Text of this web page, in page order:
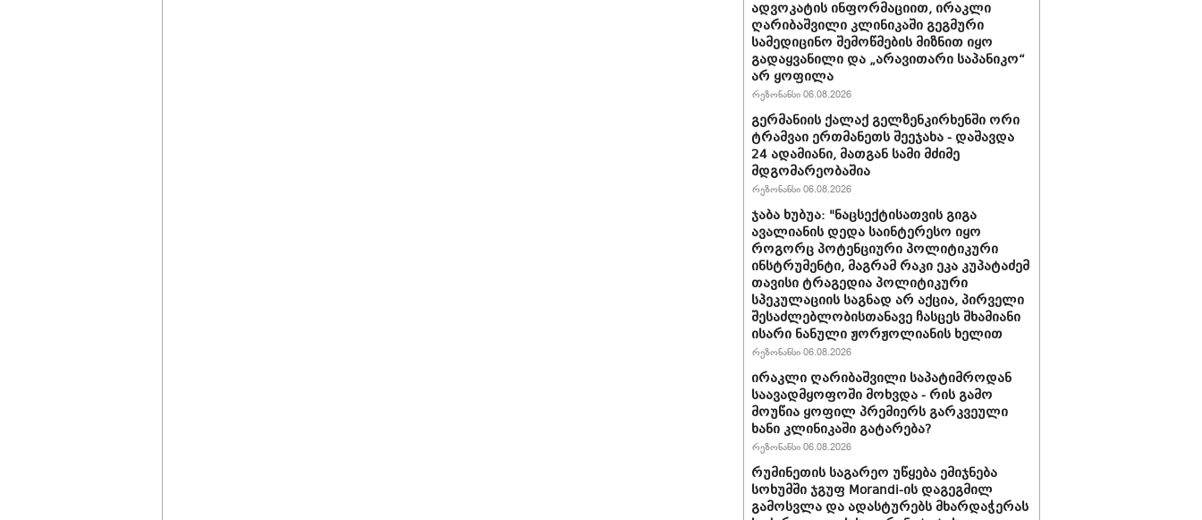
ადვოკატის ინფორმაციით, ირაკლი
ღარიბაშვილი კლინიკაში გეგმური
სამედიცინო შემოწმების მიზნით იყო
გადაყვანილი და „არავითარი საპანიკო“
არ ყოფილა
რეზონანსი 06.08.2026
გერმანიის ქალაქ გელზენკირხენში ორი
ტრამვაი ერთმანეთს შეეჯახა - დაშავდა
24 ადამიანი, მათგან სამი მძიმე
მდგომარეობაშია
რეზონანსი 06.08.2026
ჯაბა ხუბუა: "ნაცსექტისათვის გიგა
ავალიანის დედა საინტერესო იყო
როგორც პოტენციური პოლიტიკური
ინსტრუმენტი, მაგრამ რაკი ეკა კუპატაძემ
თავისი ტრაგედია პოლიტიკური
სპეკულაციის საგნად არ აქცია, პირველი
შესაძლებლობისთანავე ჩასცეს შხამიანი
ისარი ნანული ჟორჟოლიანის ხელით
რეზონანსი 06.08.2026
ირაკლი ღარიბაშვილი საპატიმროდან
საავადმყოფოში მოხვდა - რის გამო
მოუწია ყოფილ პრემიერს გარკვეული
ხანი კლინიკაში გატარება?
რეზონანსი 06.08.2026
რუმინეთის საგარეო უწყება ემიჯნება
სოხუმში ჯგუფ Morandi-ის დაგეგმილ
გამოსვლა და ადასტურებს მხარდაჭერას